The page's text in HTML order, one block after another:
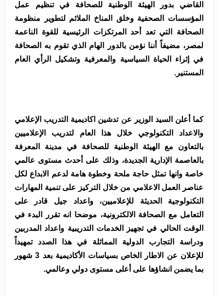
القاضي بدور
الهيئة الوطنية للصحافة في تنظيم عمل
المؤسسات الصحفية وخلق المناخ الملائم لتطوير منظومة
الصحافة التي تعد أحد المرتكزات الرئيسية للقوة الناعمة
لمصر، مضيفاً أننا نؤمن بالدور الهام الذي تقوم به الصحافة
في إثراء الحياة السياسية والمعرفية وتشكيل الرأي العام
المستنير .
كما أعلن السيد الوزير عن تدشين اكاديمية التدريب الإعلامي
والاعداد التكنولوجي خلال هذا العام لتدريب الإعلاميين
بالتعاون مع الهيئة الوطنية للصحافة في مدينة المعرفة
بالعاصمة الإدارية الجديدة، وذلك على أحدث مستوى عالمي
خاصة وانها تمثل حاجة ملحة وخطوة هامة لدعم الابداع لكل
عناصر العمل الاعلامي من خلال التركيز على تنمية المهارات
التكنولوجية الحديثة للإعلاميين، واعداد جيل قادر على
التعامل مع الصحافة الالكترونية، موضحا انه تقرر البدء في
الوقت الحالي في تجهيز الخدمات التدريبية واعداد المدربين
ودراسة التجارب الدولية المماثلة في هذا الصدد تمهيداً
للإعلان عن الاطار الخاص بسياسات الأكاديمية بعد 3 شهور
بما يضمن انشاؤها على أعلى مستوى دولي وعالمي.